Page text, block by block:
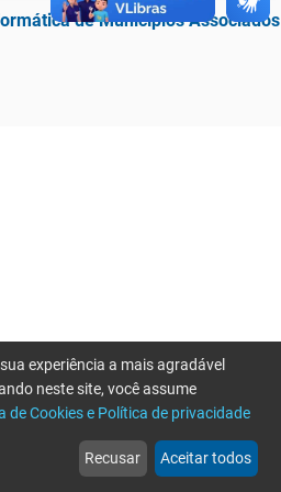
de Municípios Associados
web
Notícias
more_horiz
Mais
experiência a mais agradável
neste site, você assume
de Cookies e Política de privacidade
Recusar Aceitar todos
por favor tente novamente